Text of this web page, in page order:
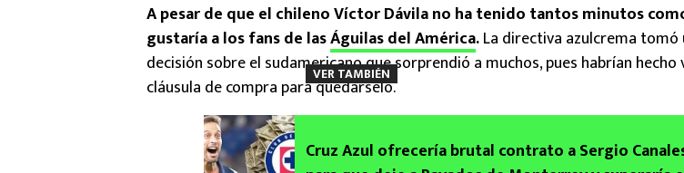
A pesar de que el chileno Víctor Dávila no ha tenido tantos minutos
gustaría a los fans de lasÁguilas del América.La directiva azulcrema tomó
decisión sobre el sudamericano que sorprendió a muchos, pues habrían hecho
cláusula de compra para quedárselo.
VER TAMBIÉN
Cruz Azul ofrecería brutal contrato a Sergio